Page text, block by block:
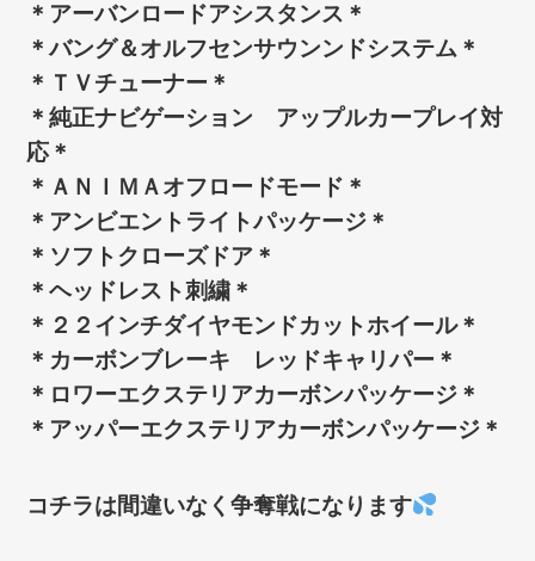
＊アーバンロードアシスタンス＊
＊バング＆オルフセンサウンンドシステム＊
＊ＴＶチューナー＊
＊純正ナビゲーション アップルカープレイ対
応＊
＊ＡＮＩＭＡオフロードモード＊
＊アンビエントライトパッケージ＊
＊ソフトクローズドア＊
＊ヘッドレスト刺繍＊
＊２２インチダイヤモンドカットホイール＊
＊カーボンブレーキ レッドキャリパー＊
＊ロワーエクステリアカーボンパッケージ＊
＊アッパーエクステリアカーボンパッケージ＊
コチラは間違いなく争奪戦になります